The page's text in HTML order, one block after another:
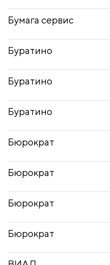
Бумага сервис
Буратино
Буратино
Буратино
Бюрократ
Бюрократ
Бюрократ
Бюрократ